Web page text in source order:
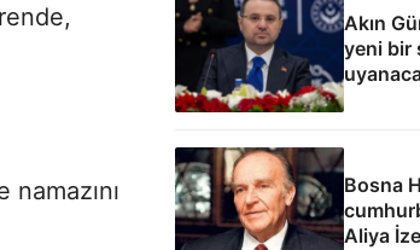
Akın
yeni bir
Bosna
Aliya